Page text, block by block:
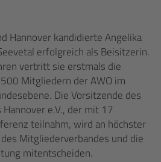
Hannover kandidierte Angelika
erfolgreich als Beisitzerin.
vertritt sie erstmals die
Mitgliedern der AWO im
Die Vorsitzende des
e.V., der mit 17
teilnahm, wird an höchster
Mitgliederverbandes und die
mitentscheiden.